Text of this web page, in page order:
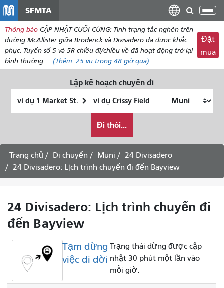
dung
SFMTA
Thông báo CẬP NHẬT CUỐI CÙNG: Tình trạng tắc nghẽn trên
đường McAllister giữa Broderick và Divisadero đã được khắc
phục. Tuyến số 5 và 5R chiều đi/chiều về đã hoạt động trở lại
bình thường.
(Thêm: 25 vụ trong 48 giờ qua)
Đặt
mua
Lập kế hoạch chuyến đi
thúc
muốn
đi
du
lịch
như
nào
Đi thôi...
Trang chủ Di chuyển Muni
24 Divisadero
24 Divisadero: Lịch trình chuyến đi đến Bayview
24 Divisadero: Lịch trình chuyến đi
đến Bayview
Tạm dừng
việc di dời
Trạng thái dừng được cập
nhật 30 phút một lần vào
mỗi giờ.